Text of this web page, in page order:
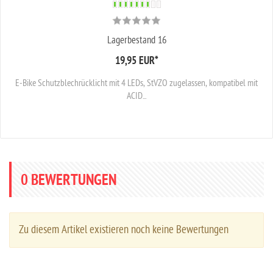
Lagerbestand 16
19,95 EUR*
E-Bike Schutzblechrücklicht mit 4 LEDs, StVZO zugelassen, kompatibel mit
ACID...
0 BEWERTUNGEN
Zu diesem Artikel existieren noch keine Bewertungen